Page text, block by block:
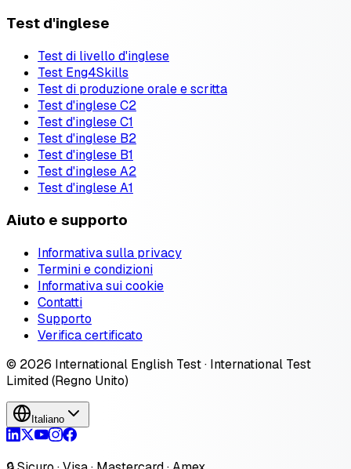
Test d'inglese
Test di livello d'inglese
Test Eng4Skills
Test di produzione orale e scritta
Test d'inglese C2
Test d'inglese C1
Test d'inglese B2
Test d'inglese B1
Test d'inglese A2
Test d'inglese A1
Aiuto e supporto
Informativa sulla privacy
Termini e condizioni
Informativa sui cookie
Contatti
Supporto
Verifica certificato
© 2026 International English Test · International Test
Limited (Regno Unito)
Italiano